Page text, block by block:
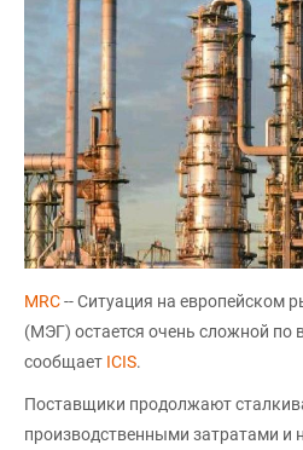
MRC-- Ситуация на европейском
(МЭГ) остается очень сложной по
сообщает ICIS.
Поставщики продолжают
производственными затратами и